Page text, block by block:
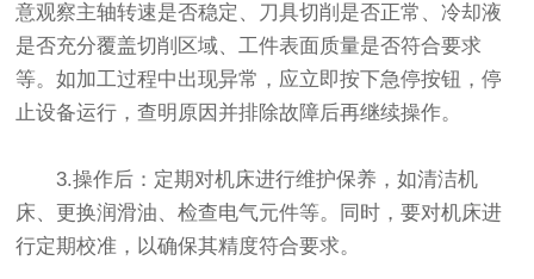
意观察主轴转速是否稳定、刀具切削是否正常、冷却液
是否充分覆盖切削区域、工件表面质量是否符合要求
等。如加工过程中出现异常，应立即按下急停按钮，停
止设备运行，查明原因并排除故障后再继续操作。
3.操作后：定期对机床进行维护保养，如清洁机
床、更换润滑油、检查电气元件等。同时，要对机床进
行定期校准，以确保其精度符合要求。